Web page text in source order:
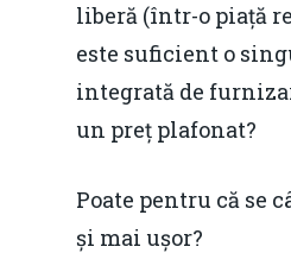
liberă (într-o piață
este suficient o
integrată de
un preț plafonat?
Poate pentru că se
și mai ușor?